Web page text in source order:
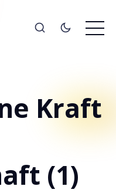
Kraft
(1)